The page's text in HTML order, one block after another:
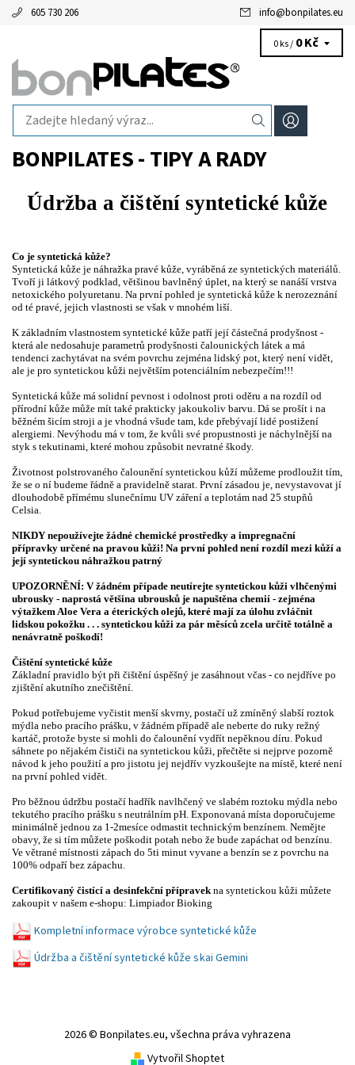
605 730 206 info@bonpilates.eu
0 ks / 0 Kč
BONPILATES - TIPY A RADY
Údržba a čištění syntetické kůže
Co je syntetická kůže?
Syntetická kůže je náhražka pravé kůže, vyráběná ze syntetických materiálů.
Tvoří ji látkový podklad, většinou bavlněný úplet, na který se nanáší vrstva
netoxického polyuretanu. Na první pohled je syntetická kůže k nerozeznání
od té pravé, jejich vlastnosti se však v mnohém liší.
K základním vlastnostem syntetické kůže patří její částečná prodyšnost -
která ale nedosahuje parametrů prodyšnosti čalounických látek a má
tendenci zachytávat na svém povrchu zejména lidský pot, který není vidět,
ale je pro syntetickou kůži největším potenciálním nebezpečím!!!
Syntetická kůže má solidní pevnost i odolnost proti oděru a na rozdíl od
přírodní kůže může mít také prakticky jakoukoliv barvu. Dá se prošít i na
běžném šicím stroji a je vhodná všude tam, kde přebývají lidé postižení
alergiemi. Nevýhodu má v tom, že kvůli své propustnosti je náchylnější na
styk s tekutinami, které mohou způsobit nevratné škody.
Životnost polstrovaného čalounění syntetickou kůží můžeme prodloužit tím,
že se o ní budeme řádně a pravidelně starat. První zásadou je, nevystavovat jí
dlouhodobě přímému slunečnímu UV záření a teplotám nad 25 stupňů
Celsia.
NIKDY nepoužívejte žádné chemické prostředky a impregnační
přípravky určené na pravou kůži! Na první pohled není rozdíl mezi kůží a
její syntetickou náhražkou patrný
UPOZORNĚNÍ: V žádném případe neutírejte syntetickou kůži vlhčenými
ubrousky - naprostá většina ubrousků je napuštěna chemií - zejména
výtažkem Aloe Vera a éterických olejů, které mají za úlohu zvláčnit
lidskou pokožku . . . syntetickou kůži za pár měsíců zcela určitě totálně a
nenávratně poškodí!
Čištění syntetické kůže
Základní pravidlo být při čištění úspěšný je zasáhnout včas - co nejdříve po
zjištění akutního znečištění.
Pokud potřebujeme vyčistit menší skvrny, postačí už zmíněný slabší roztok
mýdla nebo pracího prášku, v žádném případě ale neberte do ruky režný
kartáč, protože byste si mohli do čalounění vydřít nepěknou díru. Pokud
sáhnete po nějakém čističi na syntetickou kůži, přečtěte si nejprve pozorně
návod k jeho použití a pro jistotu jej nejdřív vyzkoušejte na místě, které není
na první pohled vidět.
Pro běžnou údržbu postačí hadřík navlhčený ve slabém roztoku mýdla nebo
tekutého pracího prášku s neutrálním pH. Exponovaná místa doporučujeme
minimálně jednou za 1-2mesíce odmastit technickým benzínem. Nemějte
obavy, že si tím můžete poškodit potah nebo že bude zapáchat od benzínu.
Ve větrané místnosti zápach do 5ti minut vyvane a benzín se z povrchu na
100% odpaří bez zápachu.
Certifikovaný čistící a desinfekční přípravekna syntetickou kůži můžete
zakoupit v našem e-shopu: Limpiador Bioking
Kompletní informace výrobce syntetické kůže
Údržba a čištění syntetické kůže skai Gemini
2026 © Bonpilates.eu, všechna práva vyhrazena
Vytvořil Shoptet